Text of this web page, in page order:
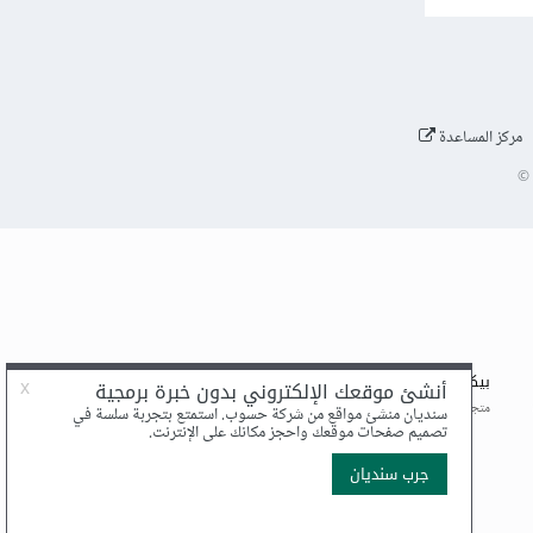
مركز المساعدة
©